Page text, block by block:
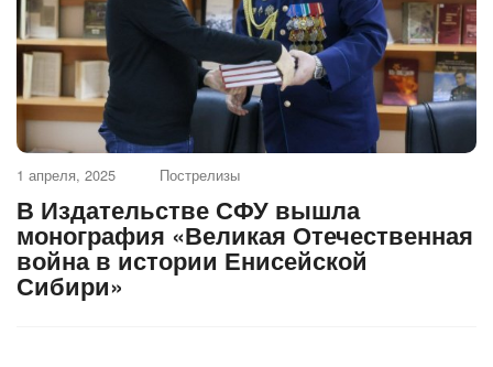
1 апреля, 2025 Пострелизы
В Издательстве СФУ вышла
монография «Великая Отечественная
война в истории Енисейской
Сибири»